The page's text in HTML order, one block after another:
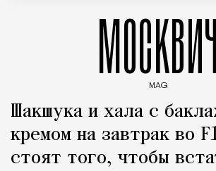
МОСКВИЧ
MAG
Шакшука и хала с
кремом на завтрак во
стоят того, чтобы